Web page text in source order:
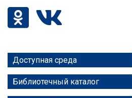
Доступная среда
Библиотечный каталог